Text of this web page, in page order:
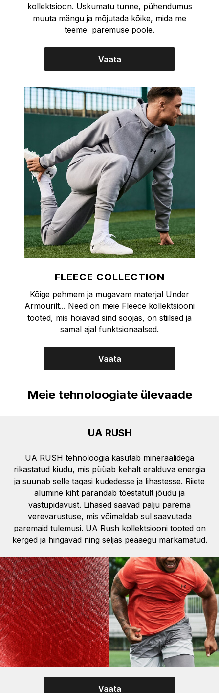
kollektsioon. Uskumatu tunne, pühendumus
muuta mängu ja mõjutada kõike, mida me
teeme, paremuse poole.
Vaata
FLEECE COLLECTION
Kõige pehmem ja mugavam materjal Under
Armourilt... Need on meie Fleece kollektsiooni
tooted, mis hoiavad sind soojas, on stiilsed ja
samal ajal funktsionaalsed.
Vaata
Meie tehnoloogiate ülevaade
UA RUSH
UA RUSH tehnoloogia kasutab mineraalidega
rikastatud kiudu, mis püüab kehalt eralduva energia
ja suunab selle tagasi kudedesse ja lihastesse. Riiete
alumine kiht parandab tõestatult jõudu ja
vastupidavust. Lihased saavad palju parema
verevarustuse, mis võimaldab sul saavutada
paremaid tulemusi. UA Rush kollektsiooni tooted on
kerged ja hingavad ning seljas peaaegu märkamatud.
Vaata